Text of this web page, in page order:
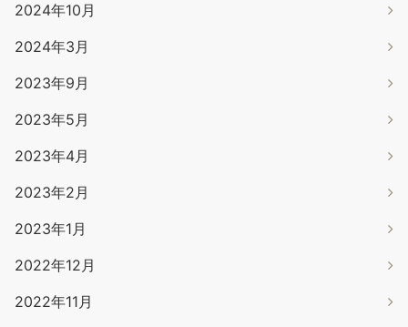
2024年10月
2024年3月
2023年9月
2023年5月
2023年4月
2023年2月
2023年1月
2022年12月
2022年11月